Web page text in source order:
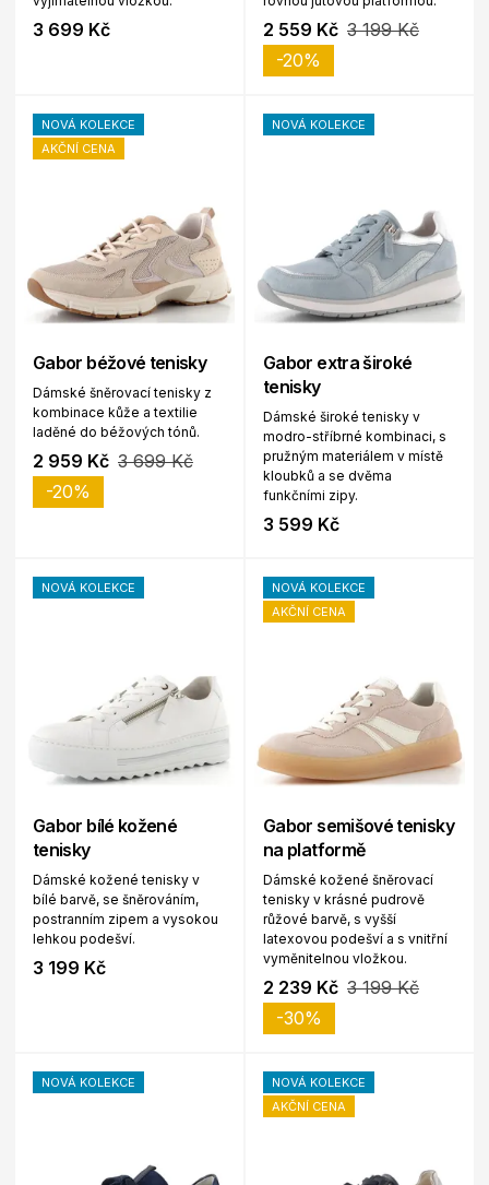
3 699 Kč 2 559 Kč 3 199 Kč
-20%
NOVÁ KOLEKCE
AKČNÍ CENA
Gabor béžové tenisky
Dámské šněrovací tenisky z
kombinace kůže a textilie
laděné do béžových tónů.
2 959 Kč 3 699 Kč
-20%
NOVÁ KOLEKCE
Gabor extra široké
tenisky
Dámské široké tenisky v
modro-stříbrné kombinaci, s
pružným materiálem v místě
kloubků a se dvěma
funkčními zipy.
3 599 Kč
NOVÁ KOLEKCE
Gabor bílé kožené
tenisky
Dámské kožené tenisky v
bílé barvě, se šněrováním,
postranním zipem a vysokou
lehkou podešví.
3 199 Kč
NOVÁ KOLEKCE
AKČNÍ CENA
Gabor semišové tenisky
na platformě
Dámské kožené šněrovací
tenisky v krásné pudrově
růžové barvě, s vyšší
latexovou podešví a s vnitřní
vyměnitelnou vložkou.
2 239 Kč 3 199 Kč
-30%
NOVÁ KOLEKCE
NOVÁ KOLEKCE
AKČNÍ CENA